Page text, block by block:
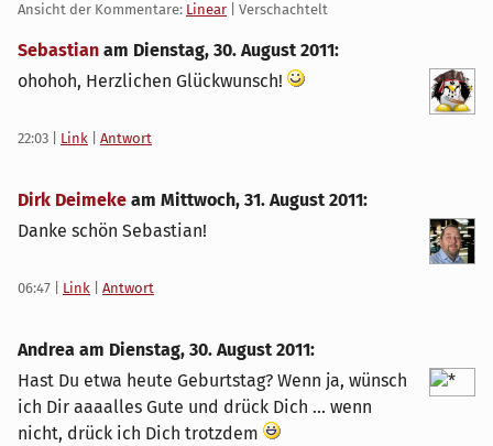
Ansicht der Kommentare: Linear | Verschachtelt
Sebastian am Dienstag, 30. August 2011:
ohohoh, Herzlichen Glückwunsch!
22:03 Link Antwort
Dirk Deimeke am Mittwoch, 31. August 2011:
Danke schön Sebastian!
06:47 Link Antwort
Andrea am Dienstag, 30. August 2011:
Hast Du etwa heute Geburtstag? Wenn ja, wünsch
ich Dir aaaalles Gute und drück Dich ... wenn
nicht, drück ich Dich trotzdem